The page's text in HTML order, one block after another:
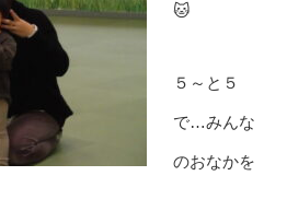
🐱
５～と５
で…みんな
のおなかを